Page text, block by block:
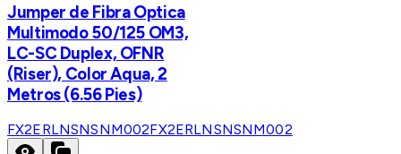
Jumper de Fibra Optica
Multimodo 50/125 OM3,
LC-SC Duplex, OFNR
(Riser), Color Aqua, 2
Metros (6.56 Pies)
FX2ERLNSNSNM002FX2ERLNSNSNM002